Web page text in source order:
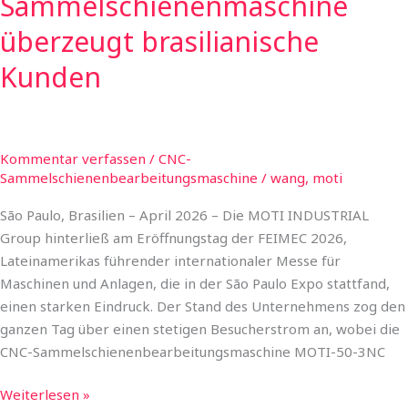
überzeugt brasilianische
Kunden
Kommentar verfassen / CNC-
Sammelschienenbearbeitungsmaschine / wang, moti
São Paulo, Brasilien – April 2026 – Die MOTI INDUSTRIAL
Group hinterließ am Eröffnungstag der FEIMEC 2026,
Lateinamerikas führender internationaler Messe für
Maschinen und Anlagen, die in der São Paulo Expo stattfand,
einen starken Eindruck. Der Stand des Unternehmens zog den
ganzen Tag über einen stetigen Besucherstrom an, wobei die
CNC-Sammelschienenbearbeitungsmaschine MOTI-50-3NC
brasilianische
Kunden
Weiterlesen »